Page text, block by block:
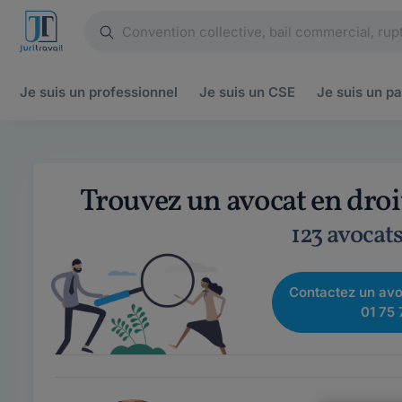
Je suis un professionnel Je suis un CSE Je suis un
Trouvez un avocat en
123
Contactez un
01 75